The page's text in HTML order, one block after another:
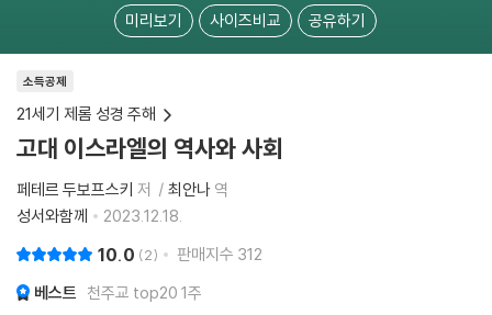
미리보기 사이즈비교 공유하기
소득공제
21세기 제롬 성경 주해
고대 이스라엘의 역사와 사회
페테르 두보프스키 저 최안나 역
성서와함께
2023.12.18.
10.0 2 판매지수 312
베스트 천주교 top20 1주